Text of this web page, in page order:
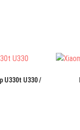
U330t U330 /